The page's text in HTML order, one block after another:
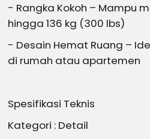
- Rangka Kokoh – Mampu
hingga 136 kg (300 lbs)
- Desain Hemat Ruang –
di rumah atau apartemen
Spesifikasi Teknis
Kategori : Detail